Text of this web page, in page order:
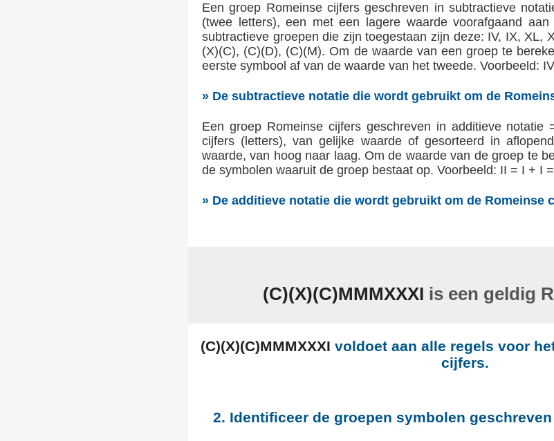
Een groep Romeinse cijfers geschreven in subtractieve
(twee letters), een met een lagere waarde voorafgaand
subtractieve groepen die zijn toegestaan zijn deze: IV, IX, XL,
(X)(C), (C)(D), (C)(M). Om de waarde van een groep te
eerste symbool af van de waarde van het tweede. Voorbeeld:
» De subtractieve notatie die wordt gebruikt om de
Een groep Romeinse cijfers geschreven in additieve
cijfers (letters), van gelijke waarde of gesorteerd in
waarde, van hoog naar laag. Om de waarde van de groep te
de symbolen waaruit de groep bestaat op. Voorbeeld: II = I + I
» De additieve notatie die wordt gebruikt om de Romeinse
(C)(X)(C)MMMXXXI is een geldig
(C)(X)(C)MMMXXXI voldoet aan alle regels voor
cijfers.
2. Identificeer de groepen symbolen